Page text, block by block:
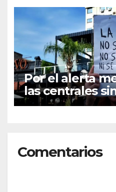
Instagram en
Por el alerta
las centrales
suspendieron
Comentarios